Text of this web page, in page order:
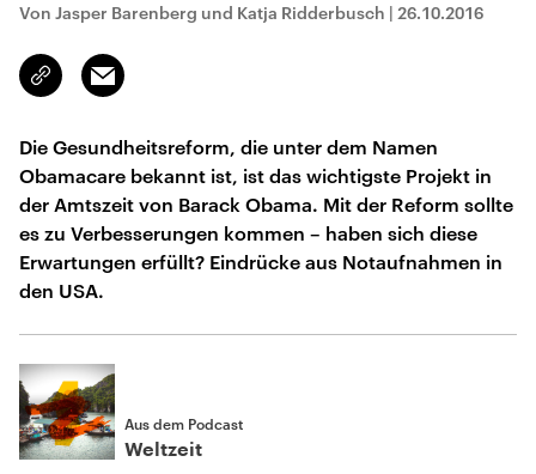
Von Jasper Barenberg und Katja Ridderbusch | 26.10.2016
Link
kopieren/teilen
Email
Die Gesundheitsreform, die unter dem Namen
Obamacare bekannt ist, ist das wichtigste Projekt in
der Amtszeit von Barack Obama. Mit der Reform sollte
es zu Verbesserungen kommen – haben sich diese
Erwartungen erfüllt? Eindrücke aus Notaufnahmen in
den USA.
Aus dem Podcast
Weltzeit